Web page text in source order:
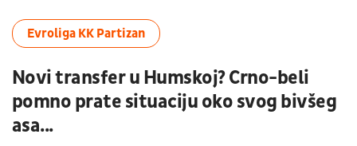
Evroliga KK Partizan
Novi transfer u Humskoj? Crno-beli
pomno prate situaciju oko svog bivšeg
asa...